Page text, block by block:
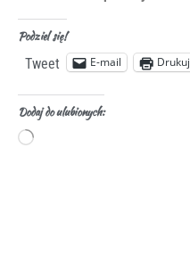
Podziel się!
Tweet E-mail Drukuj
Dodaj do ulubionych: